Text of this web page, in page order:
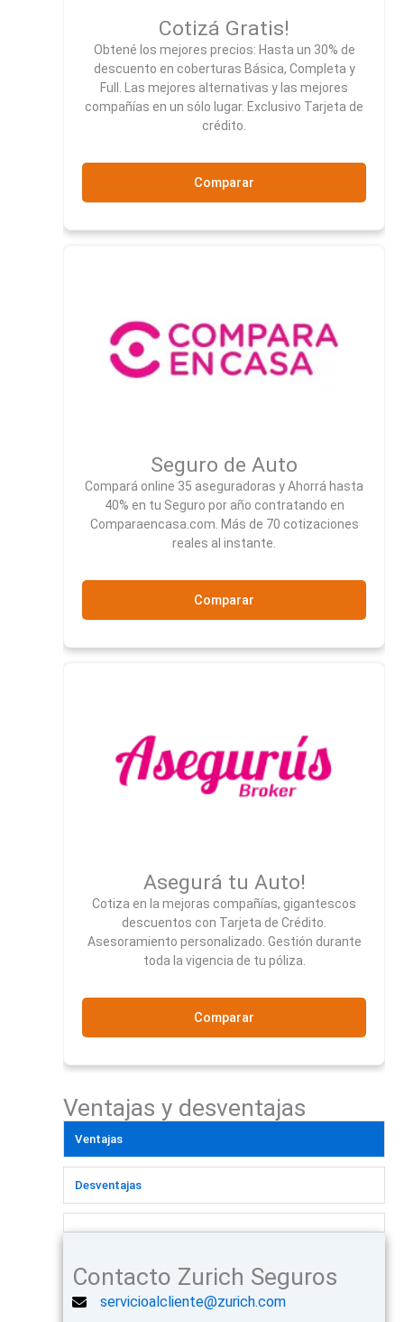
Cotizá Gratis!
Obtené los mejores precios: Hasta un 30% de
descuento en coberturas Básica, Completa y
Full. Las mejores alternativas y las mejores
compañías en un sólo lugar. Exclusivo Tarjeta de
crédito.
Comparar
Seguro de Auto
Compará online 35 aseguradoras y Ahorrá hasta
40% en tu Seguro por año contratando en
Comparaencasa.com. Más de 70 cotizaciones
reales al instante.
Comparar
Asegurá tu Auto!
Cotiza en la mejoras compañías, gigantescos
descuentos con Tarjeta de Crédito.
Asesoramiento personalizado. Gestión durante
toda la vigencia de tu póliza.
Comparar
Ventajas y desventajas
Ventajas
Desventajas
Contacto Zurich Seguros
servicioalcliente@zurich.com